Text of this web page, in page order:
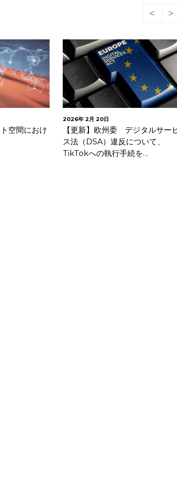
空間におけ
2026年 2月 20日
【更新】欧州委 デジタルサー
ス法（DSA）違反について、
TikTokへの執行手続を…